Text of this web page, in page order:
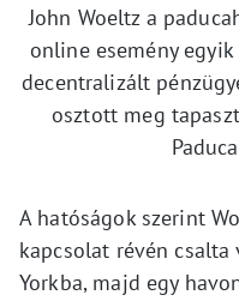
John Woeltz a
online esemény
decentralizált
osztott meg
A hatóságok szerint
kapcsolat révén
Yorkba, majd egy